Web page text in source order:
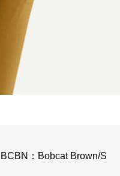
BCBN：Bobcat Brown/S